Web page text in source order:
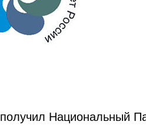
Национальный